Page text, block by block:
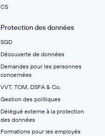
C5
Protection des données
SGD
Découverte de données
Demandes pour les personnes
concernées
VVT, TOM, DSFA & Co.
Gestion des politiques
Délégué externe à la protection
des données
Formations pour les employés